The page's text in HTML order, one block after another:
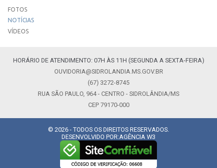
FOTOS
NOTÍCIAS
VÍDEOS
HORÁRIO DE ATENDIMENTO: 07H ÀS 11H (SEGUNDA A SEXTA-FEIRA)
OUVIDORIA@SIDROLANDIA.MS.GOV.BR
(67) 3272-8745
RUA SÃO PAULO, 964 - CENTRO - SIDROLÂNDIA/MS
CEP 79170-000
© 2026 - TODOS OS DIREITOS RESERVADOS.
DESENVOLVIDO POR:AGÊNCIA W3